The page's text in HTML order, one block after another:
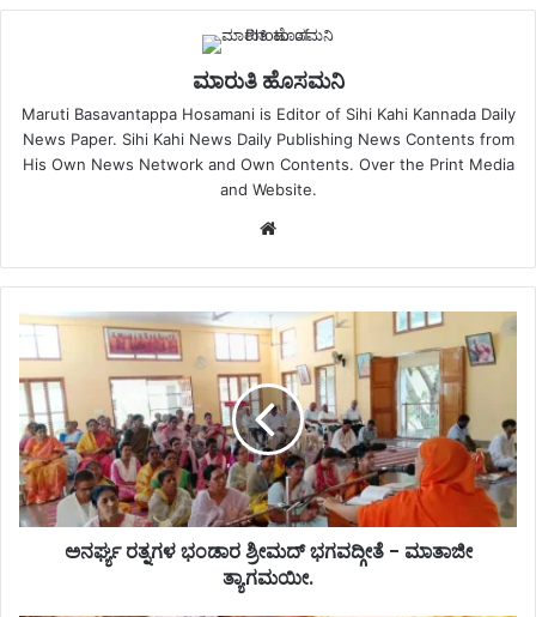
ಮಾರುತಿ ಹೊಸಮನಿ
Maruti Basavantappa Hosamani is Editor of Sihi Kahi Kannada Daily
News Paper. Sihi Kahi News Daily Publishing News Contents from
His Own News Network and Own Contents. Over the Print Media
and Website.
Website
ಅನರ್ಘ್ಯ ರತ್ನಗಳ ಭಂಡಾರ ಶ್ರೀಮದ್ ಭಗವದ್ಗೀತೆ - ಮಾತಾಜೀ
ತ್ಯಾಗಮಯೀ.